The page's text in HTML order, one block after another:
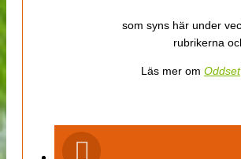
som syns här under
rubrikerna
Läs mer om Oddset